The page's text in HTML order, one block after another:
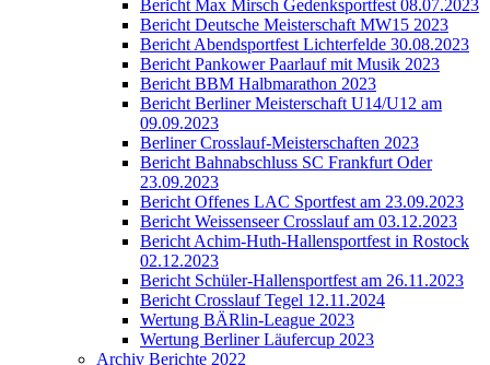
Bericht Max Mirsch Gedenksportfest 08.07.2023
Bericht Deutsche Meisterschaft MW15 2023
Bericht Abendsportfest Lichterfelde 30.08.2023
Bericht Pankower Paarlauf mit Musik 2023
Bericht BBM Halbmarathon 2023
Bericht Berliner Meisterschaft U14/U12 am
09.09.2023
Berliner Crosslauf-Meisterschaften 2023
Bericht Bahnabschluss SC Frankfurt Oder
23.09.2023
Bericht Offenes LAC Sportfest am 23.09.2023
Bericht Weissenseer Crosslauf am 03.12.2023
Bericht Achim-Huth-Hallensportfest in Rostock
02.12.2023
Bericht Schüler-Hallensportfest am 26.11.2023
Bericht Crosslauf Tegel 12.11.2024
Wertung BÄRlin-League 2023
Wertung Berliner Läufercup 2023
Archiv Berichte 2022